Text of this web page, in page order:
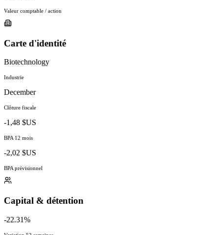
Valeur comptable / action
Carte d'identité
Biotechnology
Industrie
December
Clôture fiscale
-1,48 $US
BPA 12 mois
-2,02 $US
BPA prévisionnel
Capital & détention
-22.31%